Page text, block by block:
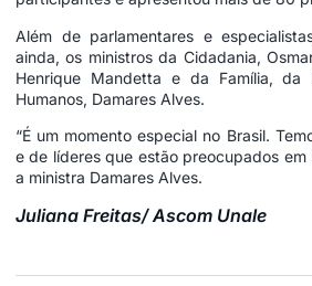
Além de parlamentares e
ainda, os ministros da Cidadania,
Henrique Mandetta e da Família, da
Humanos, Damares Alves.
“É um momento especial no Brasil.
e de líderes que estão preocupados em
a ministra Damares Alves.
Juliana Freitas/ Ascom Unale